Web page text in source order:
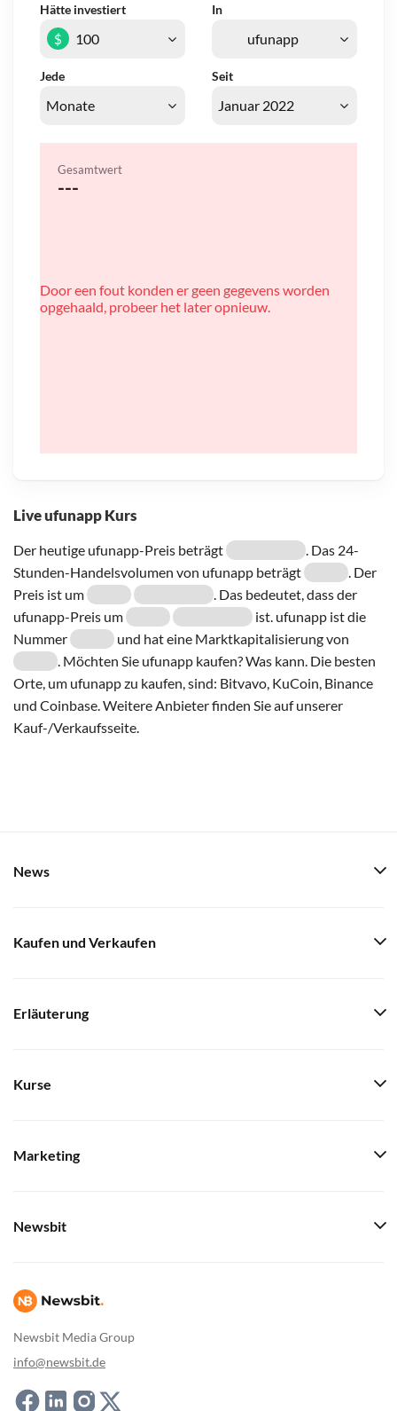
Live ufunapp Kurs
Der heutige ufunapp-Preis beträgt
. Das 24-
Stunden-Handelsvolumen von ufunapp beträgt
. Der
Preis ist um
. Das bedeutet, dass der
ufunapp-Preis um
ist. ufunapp ist die
Nummer
und hat eine Marktkapitalisierung von
. Möchten Sie ufunapp kaufen? Was kann. Die besten
Orte, um ufunapp zu kaufen, sind: Bitvavo, KuCoin, Binance
und Coinbase. Weitere Anbieter finden Sie auf unserer
Kauf-/Verkaufsseite.
Hätte investiert In
Jede Seit
$
Gesamtwert
---
Door een fout konden er geen gegevens worden
opgehaald, probeer het later opnieuw.
Newsbit Media Group
info@newsbit.de
News
Kaufen und Verkaufen
Erläuterung
Kurse
Marketing
Newsbit